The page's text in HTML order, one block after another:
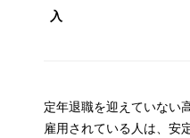
入
定年退職を迎えていない
雇用されている人は、安